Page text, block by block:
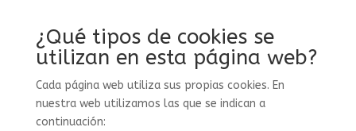
¿Qué tipos de cookies se
utilizan en esta página web?
Cada página web utiliza sus propias cookies. En
nuestra web utilizamos las que se indican a
continuación: